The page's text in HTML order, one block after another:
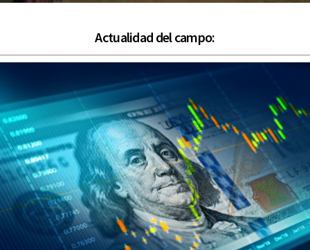
Actualidad del campo: